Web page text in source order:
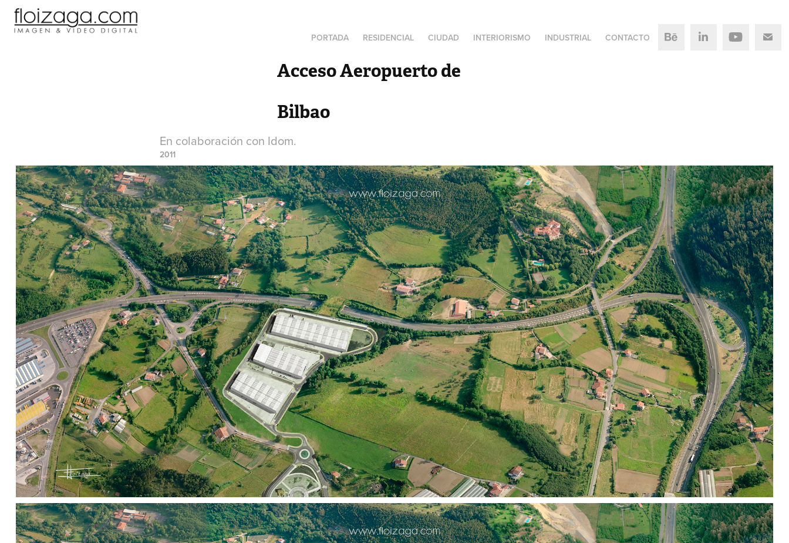
PORTADA RESIDENCIAL CIUDAD INTERIORISMO INDUSTRIAL CONTACTO
Acceso Aeropuerto de
Bilbao
En colaboración con Idom.
2011